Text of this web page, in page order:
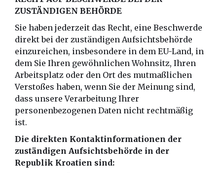
ZUSTÄNDIGEN BEHÖRDE
Sie haben jederzeit das Recht, eine Beschwerde
direkt bei der zuständigen Aufsichtsbehörde
einzureichen, insbesondere in dem EU-Land, in
dem Sie Ihren gewöhnlichen Wohnsitz, Ihren
Arbeitsplatz oder den Ort des mutmaßlichen
Verstoßes haben, wenn Sie der Meinung sind,
dass unsere Verarbeitung Ihrer
personenbezogenen Daten nicht rechtmäßig
ist.
Die direkten Kontaktinformationen der
zuständigen Aufsichtsbehörde in der
Republik Kroatien sind: